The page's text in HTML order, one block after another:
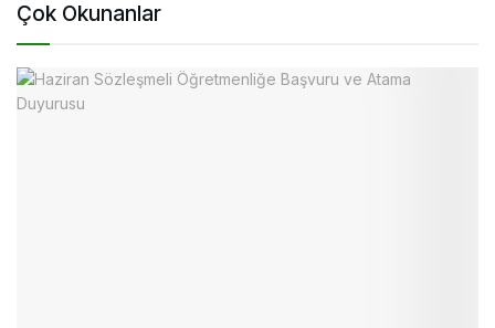
Çok Okunanlar